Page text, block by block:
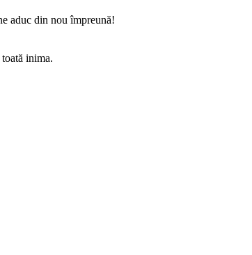
aduc din nou împreună!
inima.